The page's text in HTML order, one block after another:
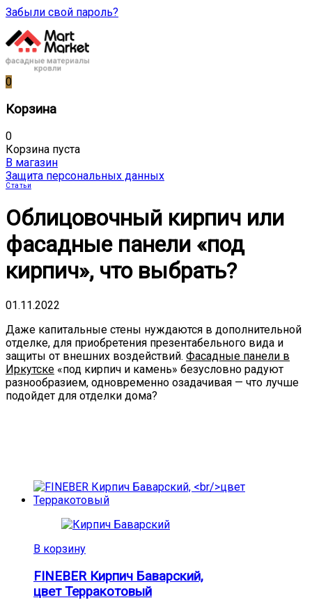
Забыли свой пароль?
0
Корзина
0
Корзина пуста
В магазин
Защита персональных данных
Статьи
Облицовочный кирпич или
фасадные панели «под
кирпич», что выбрать?
01.11.2022
Даже капитальные стены нуждаются в дополнительной
отделке, для приобретения презентабельного вида и
защиты от внешних воздействий. Фасадные панели в
Иркутске «под кирпич и камень» безусловно радуют
разнообразием, одновременно озадачивая — что лучше
подойдет для отделки дома?
В корзину
FINEBER Кирпич Баварский,
цвет Терракотовый